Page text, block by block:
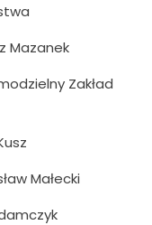
Mazanek
Zakład
Małecki